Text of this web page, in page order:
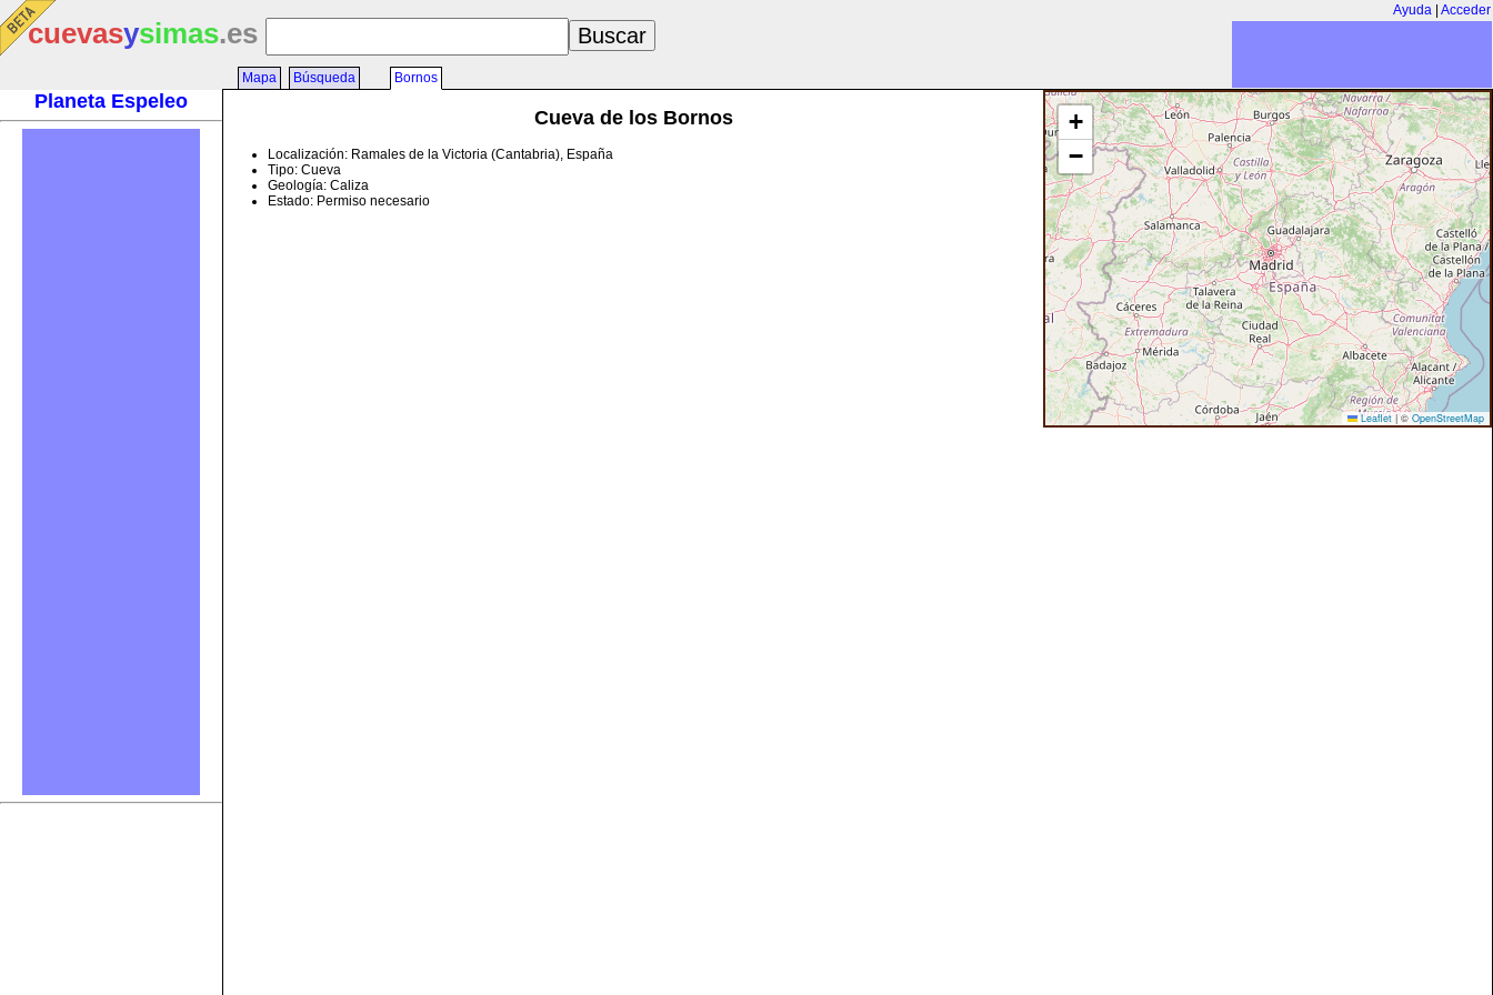
Ayuda Acceder
cuevasysimas.es
Planeta Espeleo
Mapa Búsqueda Bornos
+
−
Leaflet | © OpenStreetMap
Cueva de los Bornos
Localización: Ramales de la Victoria (Cantabria), España
Tipo: Cueva
Geología: Caliza
Estado: Permiso necesario